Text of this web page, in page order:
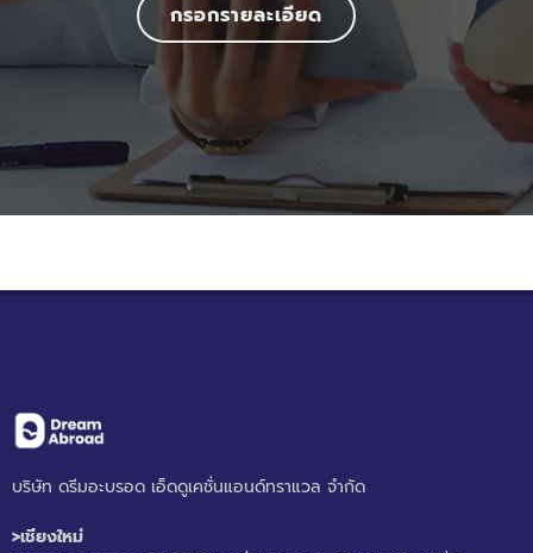
กรอกรายละเอียด
บริษัท ดรีมอะบรอด เอ็ดดูเคชั่นแอนด์ทราแวล จำกัด
>เชียงใหม่